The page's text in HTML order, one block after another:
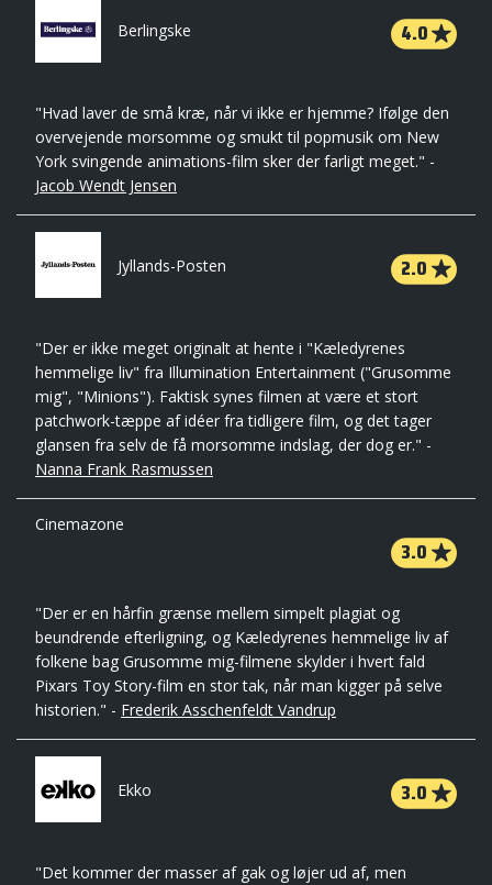
Berlingske 4.0
"Hvad laver de små kræ, når vi ikke er hjemme? Ifølge den
overvejende morsomme og smukt til popmusik om New
York svingende animations-film sker der farligt meget." -
Jacob Wendt Jensen
Jyllands-Posten 2.0
"Der er ikke meget originalt at hente i "Kæledyrenes
hemmelige liv" fra Illumination Entertainment ("Grusomme
mig", "Minions"). Faktisk synes filmen at være et stort
patchwork-tæppe af idéer fra tidligere film, og det tager
glansen fra selv de få morsomme indslag, der dog er." -
Nanna Frank Rasmussen
Cinemazone
3.0
"Der er en hårfin grænse mellem simpelt plagiat og
beundrende efterligning, og Kæledyrenes hemmelige liv af
folkene bag Grusomme mig-filmene skylder i hvert fald
Pixars Toy Story-film en stor tak, når man kigger på selve
historien." - Frederik Asschenfeldt Vandrup
Ekko 3.0
"Det kommer der masser af gak og løjer ud af, men